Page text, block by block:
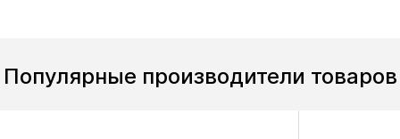
Популярные производители товаров